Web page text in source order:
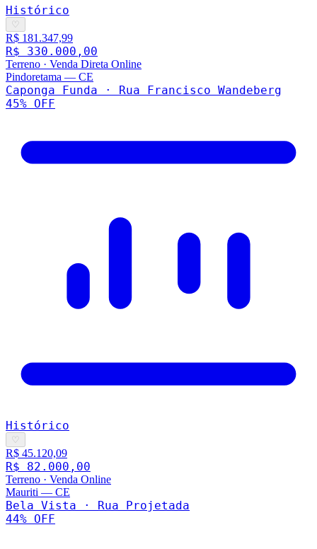
Histórico
♡
R$ 181.347,99
R$ 330.000,00
Terreno · Venda Direta Online
Pindoretama — CE
Caponga Funda · Rua Francisco Wandeberg
45% OFF
Histórico
♡
R$ 45.120,09
R$ 82.000,00
Terreno · Venda Online
Mauriti — CE
Bela Vista · Rua Projetada
44% OFF